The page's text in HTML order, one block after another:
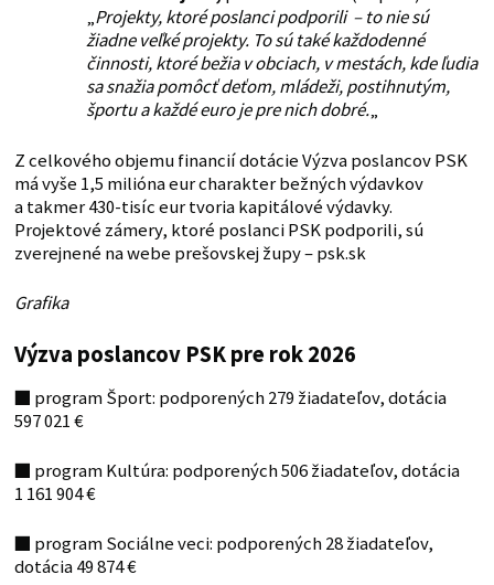
„Projekty, ktoré poslanci podporili – to nie sú
žiadne veľké projekty. To sú také každodenné
činnosti, ktoré bežia v obciach, v mestách, kde ľudia
sa snažia pomôcť deťom, mládeži, postihnutým,
športu a každé euro je pre nich dobré.„
Z celkového objemu financií dotácie Výzva poslancov PSK
má vyše 1,5 milióna eur charakter bežných výdavkov
a takmer 430-tisíc eur tvoria kapitálové výdavky.
Projektové zámery, ktoré poslanci PSK podporili, sú
zverejnené na webe prešovskej župy – psk.sk
Grafika
Výzva poslancov PSK pre rok 2026
■ program Šport: podporených 279 žiadateľov, dotácia
597 021 €
■ program Kultúra: podporených 506 žiadateľov, dotácia
1 161 904 €
■ program Sociálne veci: podporených 28 žiadateľov,
dotácia 49 874 €